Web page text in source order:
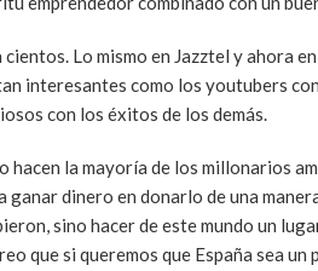
Lo mismo en Jazztel y ahora
interesantes como los youtubers
con los éxitos de los demás.
la mayoría de los millonarios
dinero en donarlo de una
sino hacer de este mundo un
que si queremos que España sea un